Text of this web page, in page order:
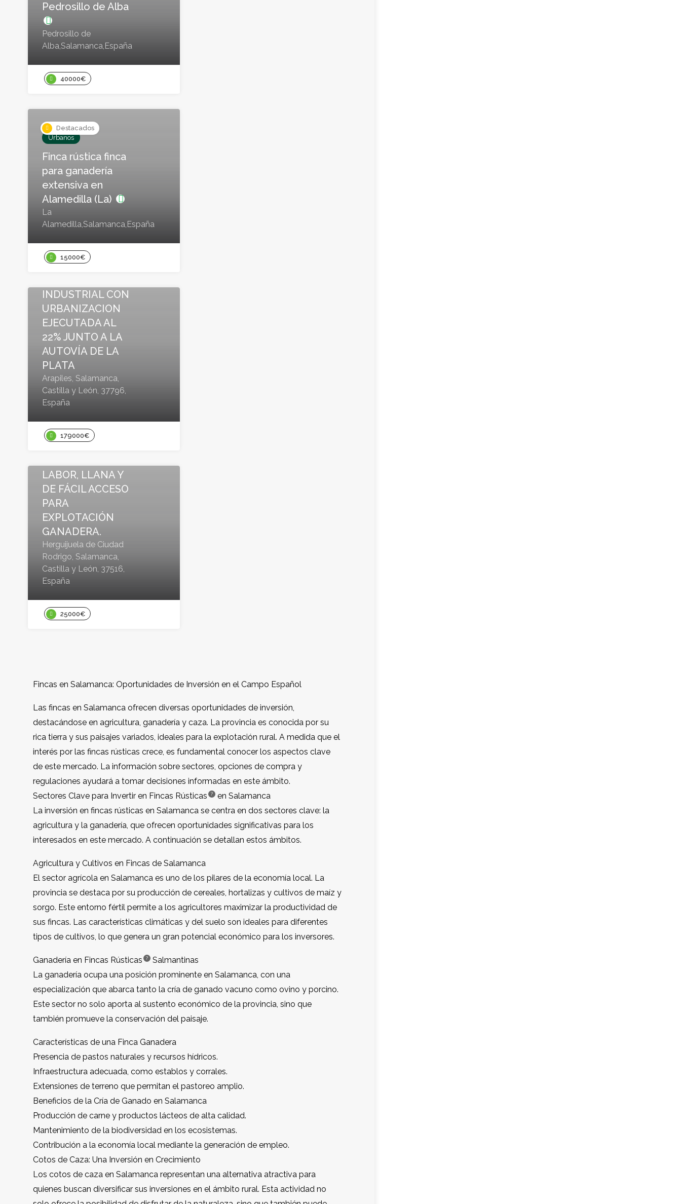
Pedrosillo de Alba
Pedrosillo de
Alba,Salamanca,España
40000€
Destacados
Urbanos
Finca rústica finca
para ganadería
extensiva en
Alamedilla (La)
La
Alamedilla,Salamanca,España
15000€
INTERESANTE
INVERSIÓN,
INDUSTRIAL CON
URBANIZACION
EJECUTADA AL
22% JUNTO A LA
AUTOVÍA DE LA
PLATA
Arapiles, Salamanca,
Castilla y León, 37796,
España
179000€
Extensivas y Dehesas
LABOR, LLANA Y
DE FÁCIL ACCESO
PARA
EXPLOTACIÓN
GANADERA.
Herguijuela de Ciudad
Rodrigo, Salamanca,
Castilla y León, 37516,
España
25000€
Fincas en Salamanca: Oportunidades de Inversión en el Campo Español
Las fincas en Salamanca ofrecen diversas oportunidades de inversión,
destacándose en agricultura, ganadería y caza. La provincia es conocida por su
rica tierra y sus paisajes variados, ideales para la explotación rural. A medida que el
interés por las fincas rústicas crece, es fundamental conocer los aspectos clave
de este mercado. La información sobre sectores, opciones de compra y
regulaciones ayudará a tomar decisiones informadas en este ámbito.
Sectores Clave para Invertir en Fincas Rústicas ?
en Salamanca
La inversión en fincas rústicas en Salamanca se centra en dos sectores clave: la
agricultura y la ganadería, que ofrecen oportunidades significativas para los
interesados en este mercado. A continuación se detallan estos ámbitos.
Agricultura y Cultivos en Fincas de Salamanca
El sector agrícola en Salamanca es uno de los pilares de la economía local. La
provincia se destaca por su producción de cereales, hortalizas y cultivos de maíz y
sorgo. Este entorno fértil permite a los agricultores maximizar la productividad de
sus fincas. Las características climáticas y del suelo son ideales para diferentes
tipos de cultivos, lo que genera un gran potencial económico para los inversores.
Ganadería en Fincas Rústicas ?
Salmantinas
La ganadería ocupa una posición prominente en Salamanca, con una
especialización que abarca tanto la cría de ganado vacuno como ovino y porcino.
Este sector no solo aporta al sustento económico de la provincia, sino que
también promueve la conservación del paisaje.
Características de una Finca Ganadera
Presencia de pastos naturales y recursos hídricos.
Infraestructura adecuada, como establos y corrales.
Extensiones de terreno que permitan el pastoreo amplio.
Beneficios de la Cría de Ganado en Salamanca
Producción de carne y productos lácteos de alta calidad.
Mantenimiento de la biodiversidad en los ecosistemas.
Contribución a la economía local mediante la generación de empleo.
Cotos de Caza: Una Inversión en Crecimiento
Los cotos de caza en Salamanca representan una alternativa atractiva para
quienes buscan diversificar sus inversiones en el ámbito rural. Esta actividad no